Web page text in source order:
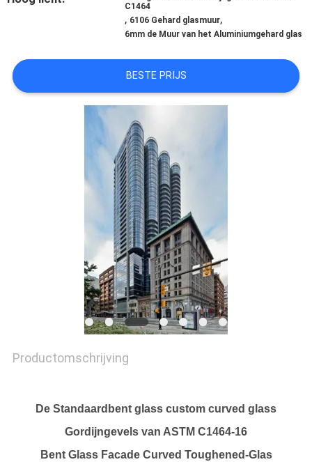
OM EEN
SITEMAP
C1464
, 6106 Gehard glasmuur,
6mm de Muur van het Aluminiumgehard glas
BESTE PRIJS
Productomschrijving
De Standaardbent glass custom curved glass
Gordijngevels van ASTM C1464-16
Bent Glass Facade Curved Toughened-Glas